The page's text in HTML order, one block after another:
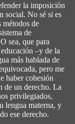
la imposición
social. No sé si es
métodos de
de
sea, que para
–y de la
más hablada de
pero me
haber cohesión
de un derecho. La
privilegiados,
lengua materna, y
ese derecho.